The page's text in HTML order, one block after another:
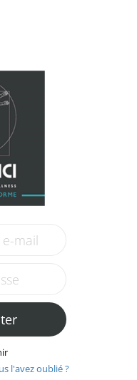
l'avez oublié ?